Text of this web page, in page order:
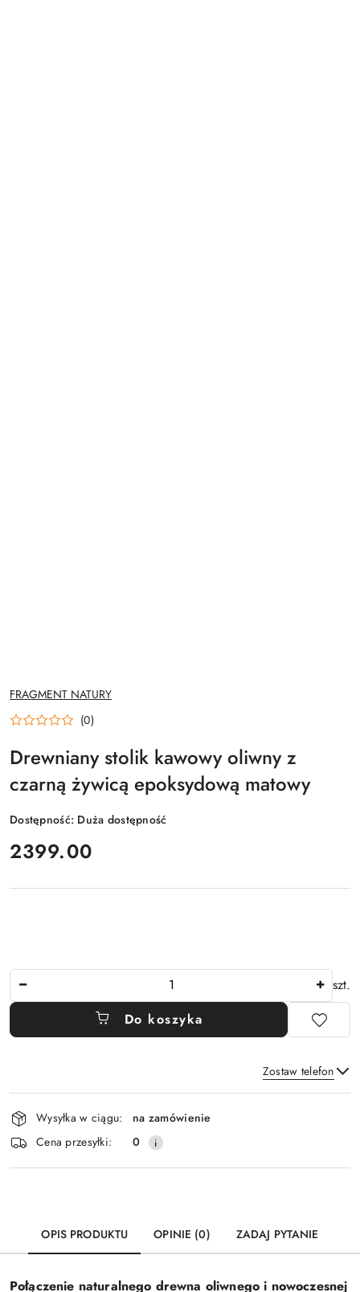
NAZWA
PRODUCENTA:
FRAGMENT NATURY
(0)
Drewniany stolik kawowy oliwny z
czarną żywicą epoksydową matowy
Dostępność: Duża dostępność
cena:
2399.00
szt.
Do koszyka
Zostaw telefon
Wyślij
Dostępność
i
dostawa
Wysyłka w ciągu:
na zamówienie
Cena przesyłki:
0
OPIS PRODUKTU OPINIE (0) ZADAJ PYTANIE
Połączenie naturalnego drewna oliwnego i nowoczesnej